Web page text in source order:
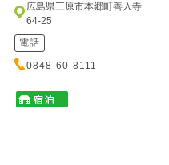
広島県三原市本郷町善入寺
64-25
電話
0848-60-8111